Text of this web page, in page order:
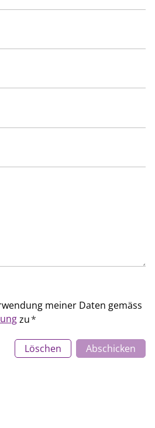
meiner Daten gemäss
zu*
Löschen Abschicken